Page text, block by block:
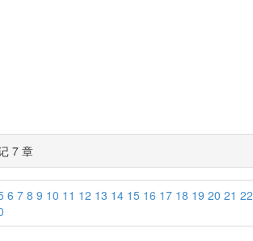
7 章
6 7 8 9 10 11 12 13 14 15 16 17 18 19 20 21 22